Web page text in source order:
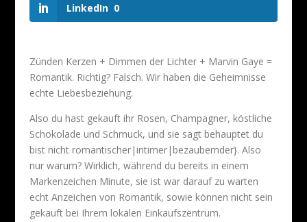
LinkedIn 0
Zünden Kerzen + Dimmen der Lichter + Marvin Gaye =
Romantik. Richtig? Falsch. Wir haben die Geheimnisse
echte Liebesbeziehung.
Also du hast gekauft ihr Rosen, Champagner, köstliche
Schokolade und Schmuck, und sie sagt behauptet du
bist nicht romantischer|intimer|bezaubernder}. Also
nur warum? Wirklich, während du bereits in einem
Markenzeichen Minute, sie ist war darauf zu warten
echt Anzeichen von Romantik, sowie können nicht sein
gekauft bei Ihrem lokalen Einkaufszentrum.